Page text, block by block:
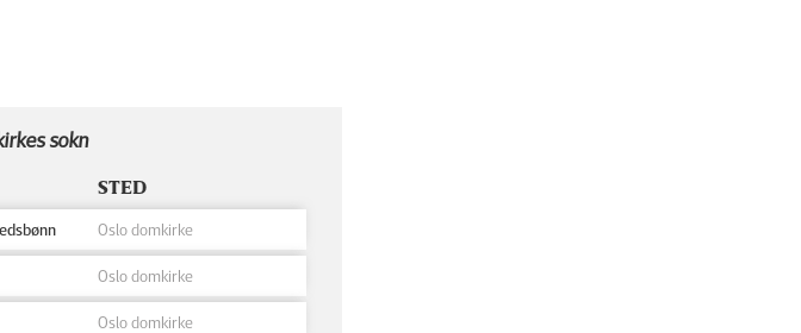
sokn
STED
Oslo domkirke
Oslo domkirke
Oslo domkirke